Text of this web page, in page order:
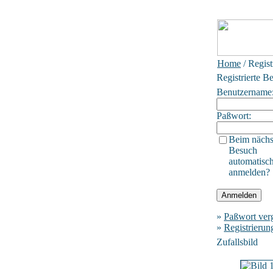
Home /
Registrierte
Benutzername:
Paßwort:
Beim
Besuch
automatisch
anmelden?
» Paßwort
»
Zufallsbild